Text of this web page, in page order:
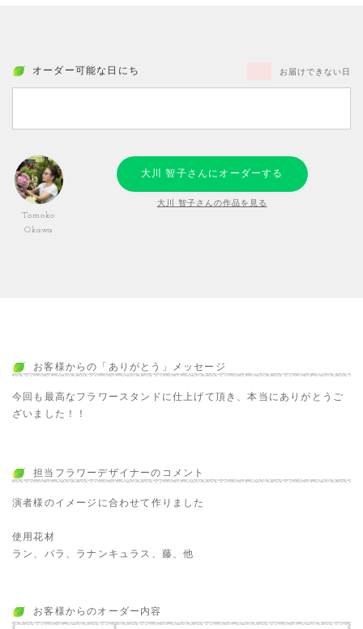
オーダー可能な日にち お届けできない日
Tomoko
Okawa
大川 智子さんにオーダーする
大川 智子さんの作品を見る
お客様からの「ありがとう」メッセージ
今回も最高なフラワースタンドに仕上げて頂き、本当にありがとうご
ざいました！！
担当フラワーデザイナーのコメント
演者様のイメージに合わせて作りました
使用花材
ラン、バラ、ラナンキュラス、藤、他
お客様からのオーダー内容